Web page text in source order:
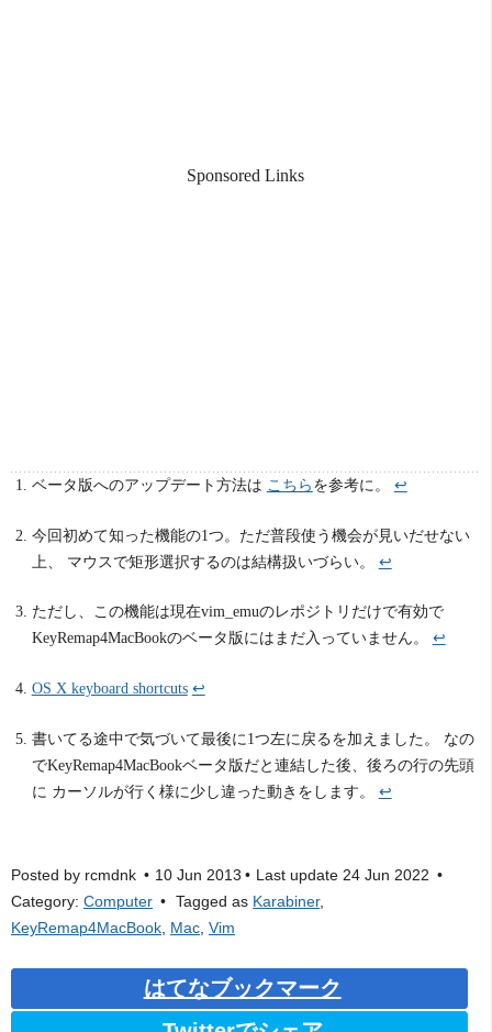
Sponsored Links
ベータ版へのアップデート方法は こちらを参考に。 ↩
今回初めて知った機能の1つ。ただ普段使う機会が見いだせない
上、 マウスで矩形選択するのは結構扱いづらい。 ↩
ただし、この機能は現在vim_emuのレポジトリだけで有効で
KeyRemap4MacBookのベータ版にはまだ入っていません。 ↩
OS X keyboard shortcuts ↩
書いてる途中で気づいて最後に1つ左に戻るを加えました。 なの
でKeyRemap4MacBookベータ版だと連結した後、後ろの行の先頭
に カーソルが行く様に少し違った動きをします。 ↩
Posted by rcmdnk 10 Jun 2013 Last update24 Jun 2022
Category: Computer Tagged as Karabiner,
KeyRemap4MacBook, Mac, Vim
はてなブックマーク